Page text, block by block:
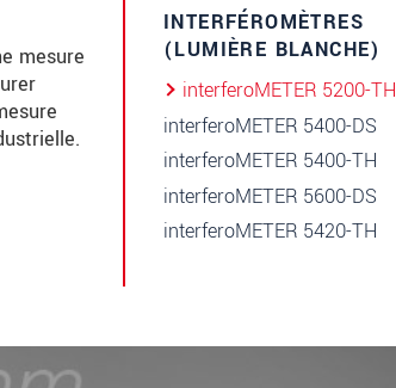
mesure
INTERFÉROMÈTRES
(LUMIÈRE BLANCHE)
interferoMETER 5200-TH
interferoMETER 5400-DS
interferoMETER 5400-TH
interferoMETER 5600-DS
interferoMETER 5420-TH